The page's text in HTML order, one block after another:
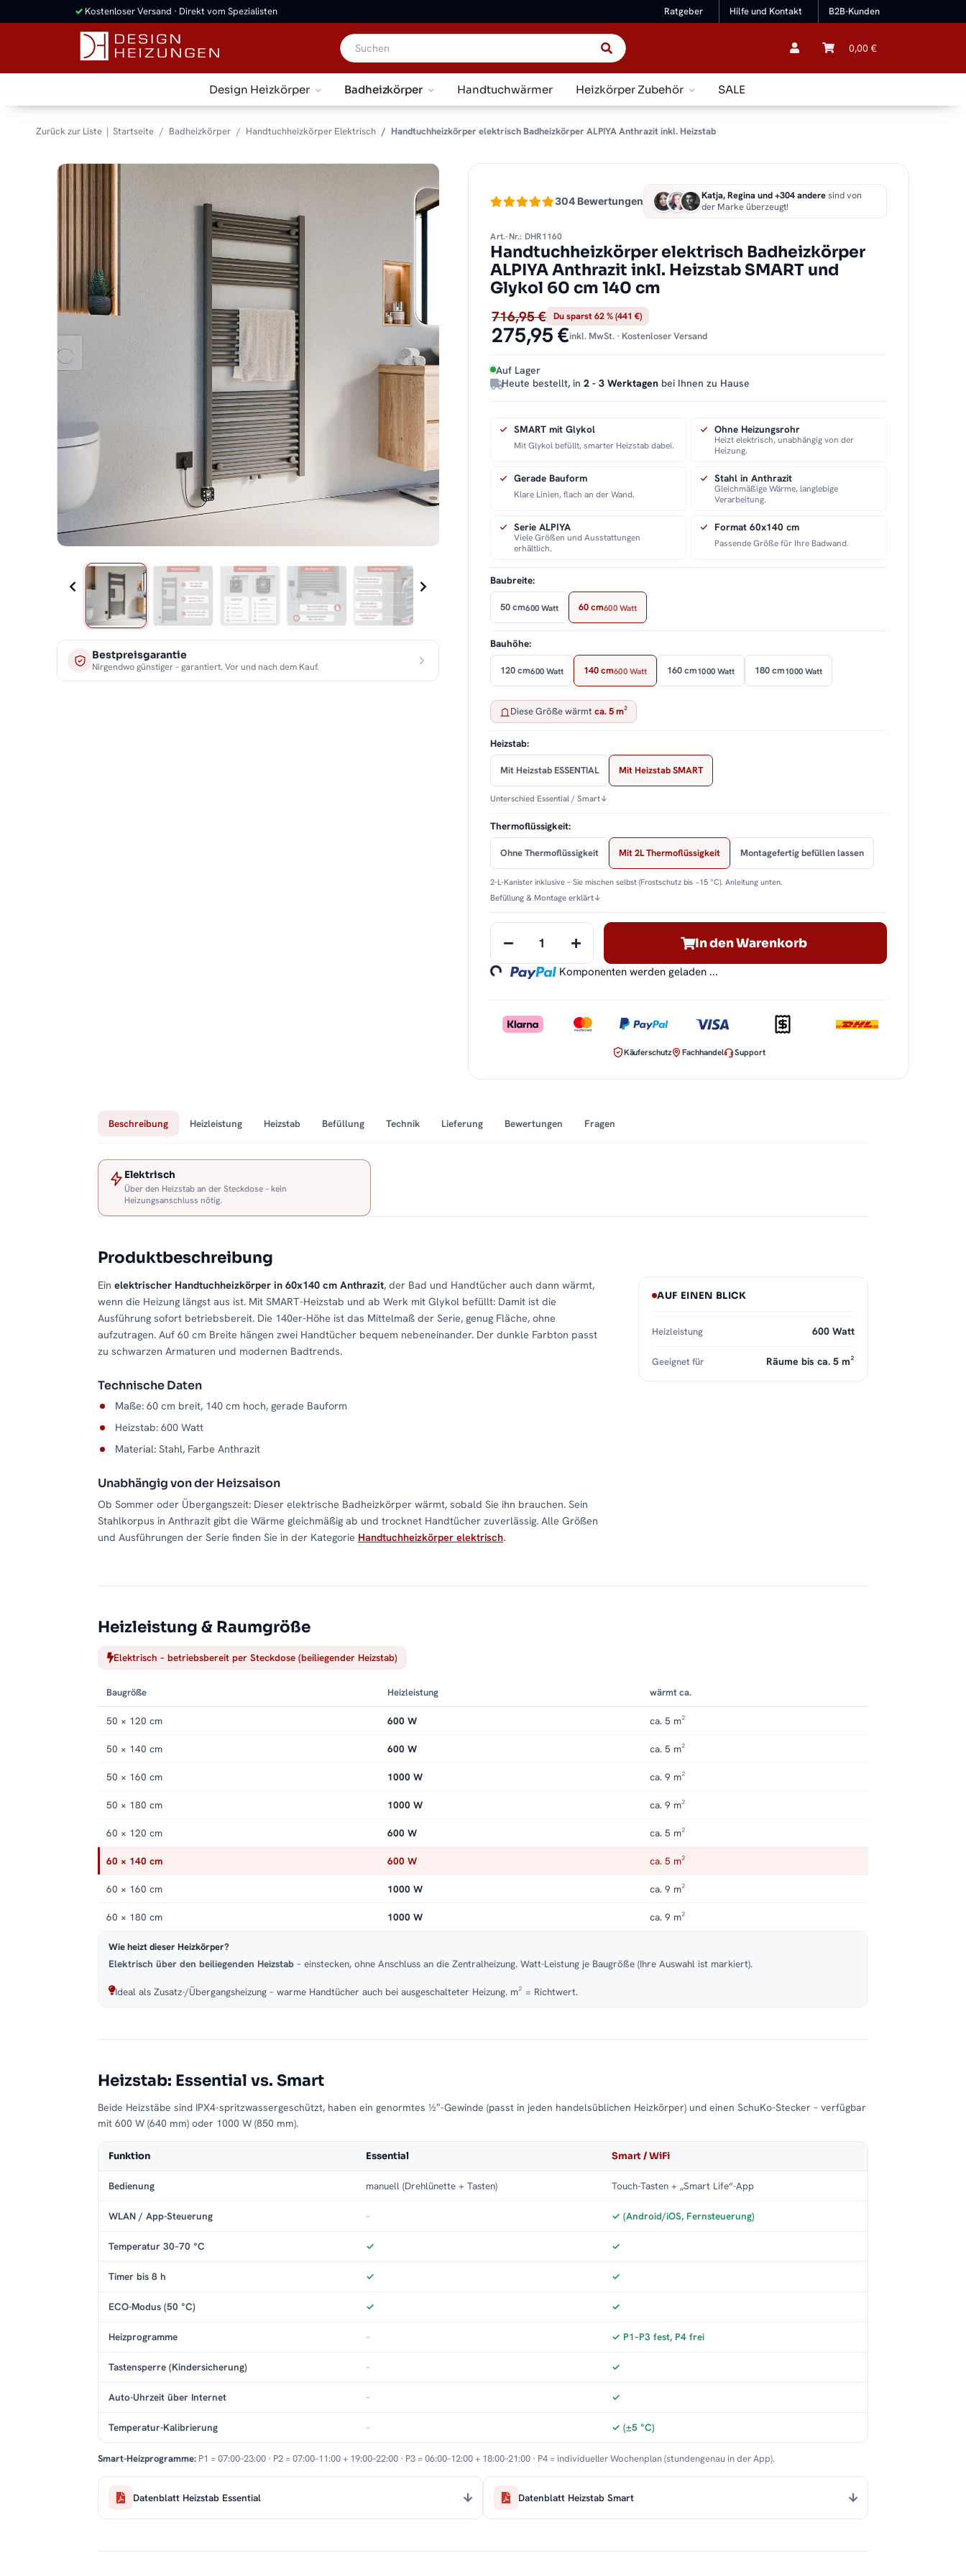
Ratgeber Hilfe und Kontakt B2B-Kunden
✓ Kostenloser Versand · Direkt vom Spezialisten
0,00 €
Design Heizkörper Badheizkörper Handtuchwärmer Heizkörper Zubehör SALE
Zurück zur Liste Startseite Badheizkörper Handtuchheizkörper Elektrisch Handtuchheizkörper elektrisch Badheizkörper ALPIYA Anthrazit inkl. Heizstab
Bestpreisgarantie
Nirgendwo günstiger – garantiert. Vor und nach dem Kauf.
304 Bewertungen Katja, Regina und +304 anderesind von
der Marke überzeugt!
Art.-Nr.: DHR1160
Handtuchheizkörper elektrisch Badheizkörper
ALPIYA Anthrazit inkl. Heizstab SMART und
Glykol 60 cm 140 cm
716,95 € Du sparst 62 % (441 €)
275,95 €inkl. MwSt. · Kostenloser Versand
Auf Lager
Heute bestellt, in2 - 3 Werktagen bei Ihnen zu Hause
SMART mit Glykol
Mit Glykol befüllt, smarter Heizstab dabei.
Ohne Heizungsrohr
Heizt elektrisch, unabhängig von der
Heizung.
Gerade Bauform
Klare Linien, flach an der Wand.
Stahl in Anthrazit
Gleichmäßige Wärme, langlebige
Verarbeitung.
Serie ALPIYA
Viele Größen und Ausstattungen
erhältlich.
Format 60x140 cm
Passende Größe für Ihre Badwand.
Baubreite:
50 cm600 Watt 60 cm600 Watt
Bauhöhe:
120 cm600 Watt 140 cm600 Watt 160 cm1000 Watt 180 cm1000 Watt
Diese Größe wärmtca. 5 m²
Heizstab:
Mit Heizstab ESSENTIAL Mit Heizstab SMART
Unterschied Essential / Smart↓
Thermoflüssigkeit:
Ohne Thermoflüssigkeit Mit 2L Thermoflüssigkeit Montagefertig befüllen lassen
2-L-Kanister inklusive – Sie mischen selbst (Frostschutz bis −15 °C). Anleitung unten.
Befüllung & Montage erklärt↓
In den Warenkorb
Loading... Komponenten werden geladen ...
Käuferschutz Fachhandel Support
Beschreibung Heizleistung Heizstab Befüllung Technik Lieferung Bewertungen Fragen
Elektrisch
Über den Heizstab an der Steckdose – kein
Heizungsanschluss nötig.
Produktbeschreibung
Ein elektrischer Handtuchheizkörper in 60x140 cm Anthrazit, der Bad und Handtücher auch dann wärmt,
wenn die Heizung längst aus ist. Mit SMART-Heizstab und ab Werk mit Glykol befüllt: Damit ist die
Ausführung sofort betriebsbereit. Die 140er-Höhe ist das Mittelmaß der Serie, genug Fläche, ohne
aufzutragen. Auf 60 cm Breite hängen zwei Handtücher bequem nebeneinander. Der dunkle Farbton passt
zu schwarzen Armaturen und modernen Badtrends.
Technische Daten
Maße: 60 cm breit, 140 cm hoch, gerade Bauform
Heizstab: 600 Watt
Material: Stahl, Farbe Anthrazit
Unabhängig von der Heizsaison
Ob Sommer oder Übergangszeit: Dieser elektrische Badheizkörper wärmt, sobald Sie ihn brauchen. Sein
Stahlkorpus in Anthrazit gibt die Wärme gleichmäßig ab und trocknet Handtücher zuverlässig. Alle Größen
und Ausführungen der Serie finden Sie in der Kategorie Handtuchheizkörper elektrisch.
AUF EINEN BLICK
Heizleistung 600 Watt
Geeignet für Räume bis ca. 5 m²
Heizleistung & Raumgröße
Elektrisch – betriebsbereit per Steckdose (beiliegender Heizstab)
Baugröße Heizleistung wärmt ca.
50 × 120 cm 600 W ca. 5 m²
50 × 140 cm 600 W ca. 5 m²
50 × 160 cm 1000 W ca. 9 m²
50 × 180 cm 1000 W ca. 9 m²
60 × 120 cm 600 W ca. 5 m²
60 × 140 cm 600 W ca. 5 m²
60 × 160 cm 1000 W ca. 9 m²
60 × 180 cm 1000 W ca. 9 m²
Wie heizt dieser Heizkörper?
Elektrisch über den beiliegenden Heizstab – einstecken, ohne Anschluss an die Zentralheizung. Watt-Leistung je Baugröße (Ihre Auswahl ist markiert).
Ideal als Zusatz-/Übergangsheizung – warme Handtücher auch bei ausgeschalteter Heizung. m² = Richtwert.
Heizstab: Essential vs. Smart
Beide Heizstäbe sind IPX4-spritzwassergeschützt, haben ein genormtes ½″-Gewinde (passt in jeden handelsüblichen Heizkörper) und einen SchuKo-Stecker – verfügbar
mit 600 W (640 mm) oder 1000 W (850 mm).
Funktion Essential Smart / WiFi
Bedienung manuell (Drehlünette + Tasten) Touch-Tasten + „Smart Life“-App
WLAN / App-Steuerung – ✓ (Android/iOS, Fernsteuerung)
Temperatur 30–70 °C ✓ ✓
Timer bis 8 h ✓ ✓
ECO-Modus (50 °C) ✓ ✓
Heizprogramme – ✓ P1–P3 fest, P4 frei
Tastensperre (Kindersicherung) – ✓
Auto-Uhrzeit über Internet – ✓
Temperatur-Kalibrierung – ✓ (±5 °C)
Smart-Heizprogramme: P1 = 07:00–23:00 · P2 = 07:00–11:00 + 19:00–22:00 · P3 = 06:00–12:00 + 18:00–21:00 · P4 = individueller Wochenplan (stundengenau in der App).
Datenblatt Heizstab Essential Datenblatt Heizstab Smart